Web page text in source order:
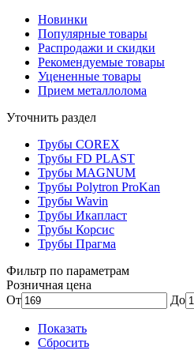
Новинки
Популярные товары
Распродажи и скидки
Рекомендуемые товары
Уцененные товары
Прием металлолома
Уточнить раздел
Трубы COREX
Трубы FD PLAST
Трубы MAGNUM
Трубы Polytron ProKan
Трубы Wavin
Трубы Икапласт
Трубы Корсис
Трубы Прагма
Фильтр по параметрам
Розничная цена
От
До
Показать
Сбросить